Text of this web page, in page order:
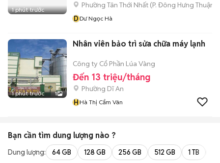
1 phút trước
Phường Tân Thới Nhất (P. Đông Hưng Thuận
DDư Ngọc Hà
1 phút trước 1
Nhân viên bảo trì sửa chữa máy lạnh
Công ty Cổ Phần Lúa Vàng
Đến 13 triệu/tháng
Phường Dĩ An
HHà Thị Cẩm Vân
Bạn cần tìm dung lượng nào ?
Dung lượng: 64 GB 128 GB 256 GB 512 GB 1 TB